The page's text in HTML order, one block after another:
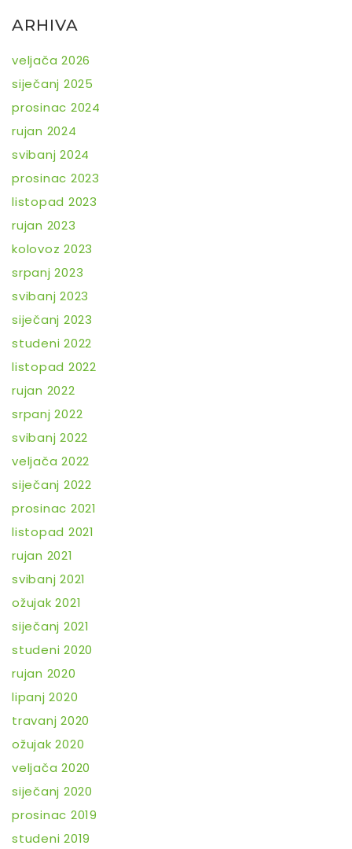
ARHIVA
veljača 2026
siječanj 2025
prosinac 2024
rujan 2024
svibanj 2024
prosinac 2023
listopad 2023
rujan 2023
kolovoz 2023
srpanj 2023
svibanj 2023
siječanj 2023
studeni 2022
listopad 2022
rujan 2022
srpanj 2022
svibanj 2022
veljača 2022
siječanj 2022
prosinac 2021
listopad 2021
rujan 2021
svibanj 2021
ožujak 2021
siječanj 2021
studeni 2020
rujan 2020
lipanj 2020
travanj 2020
ožujak 2020
veljača 2020
siječanj 2020
prosinac 2019
studeni 2019